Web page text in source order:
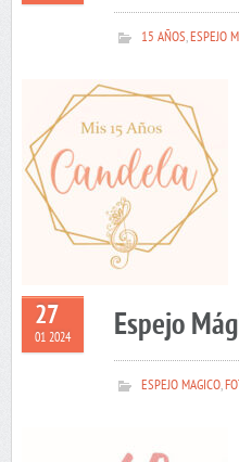
15 AÑOS,ESPEJO
27
01 2024 Espejo
ESPEJO MAGICO,